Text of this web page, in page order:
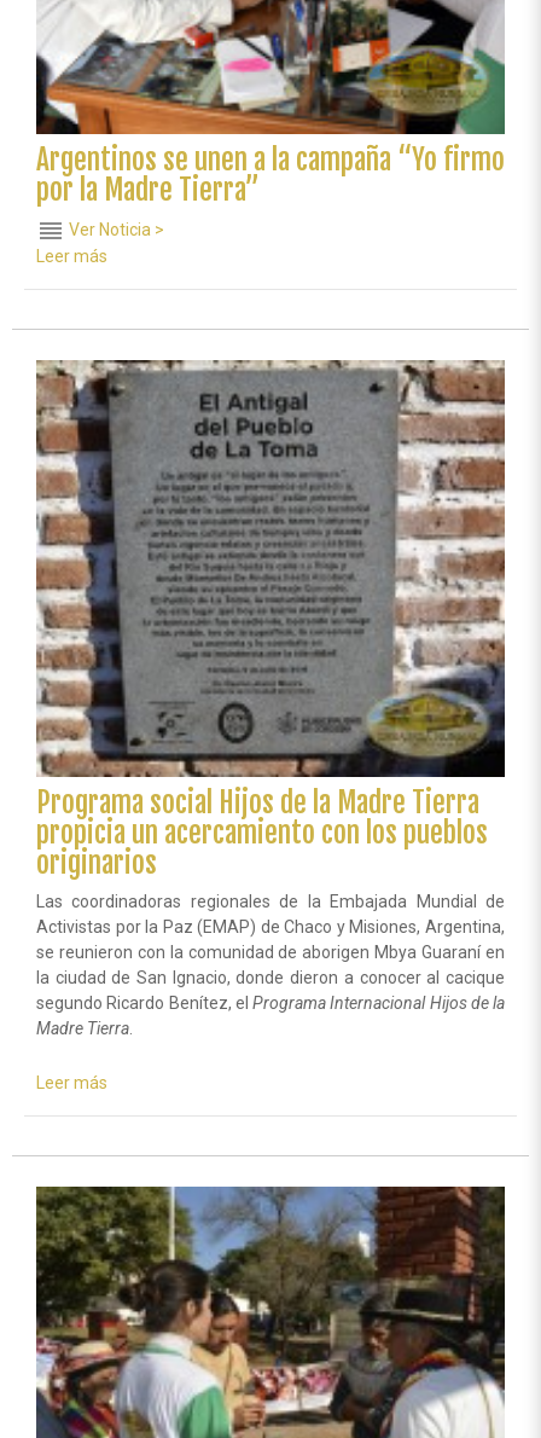
Argentinos se unen a la campaña “Yo firmo
por la Madre Tierra”
reorder Ver Noticia >
Leer más
la
campaña
“Yo
por
Madre
Tierra”
Programa social Hijos de la Madre Tierra
propicia un acercamiento con los pueblos
originarios
Las coordinadoras regionales de la Embajada Mundial de
Activistas por la Paz (EMAP) de Chaco y Misiones, Argentina,
se reunieron con la comunidad de aborigen Mbya Guaraní en
la ciudad de San Ignacio, donde dieron a conocer al cacique
segundo Ricardo Benítez, el Programa Internacional Hijos de la
Madre Tierra
Leer más
la
Madre
Tierra
propicia
un
acercamiento
con
los
pueblos
originarios